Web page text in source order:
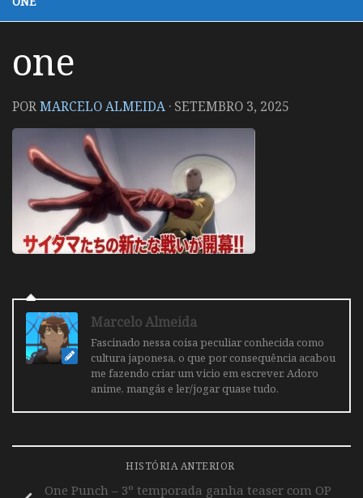
one
PORMARCELO ALMEIDA · SETEMBRO 3, 2025
Marcelo Almeida
Fascinado nessa coisa peculiar conhecida como
cultura japonesa, o que por consequência acabou
me fazendo criar um vicio em escrever. Adoro
anime, mangás e ler/jogar quase tudo.
HISTÓRIA ANTERIOR
One Punch – 3º temporada ganha teaser com OP